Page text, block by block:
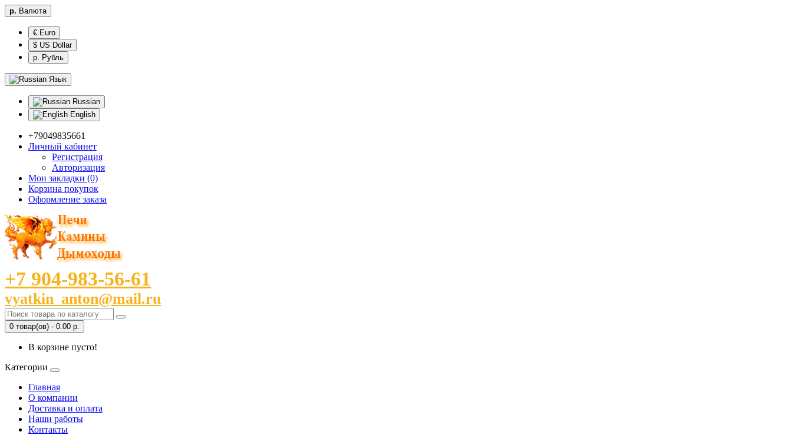
р. Валюта
€ Euro
$ US Dollar
р. Рубль
Язык
Russian
English
+79049835661
Личный кабинет
Регистрация
Авторизация
Мои закладки (0)
Корзина покупок
Оформление заказа
+7 904-983-56-61
vyatkin_anton@mail.ru
0 товар(ов) - 0.00 р.
В корзине пусто!
Категории
Главная
О компании
Доставка и оплата
Наши работы
Контакты